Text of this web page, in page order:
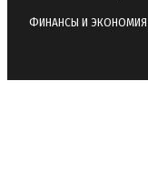
ФИНАНСЫ И ЭКОНОМИЯ